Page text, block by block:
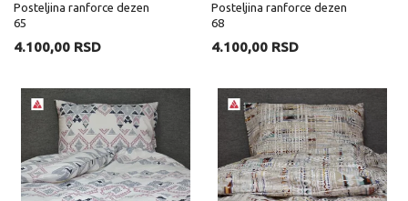
Posteljina ranforce dezen
65
4.100,00 RSD
Posteljina ranforce dezen
68
4.100,00 RSD